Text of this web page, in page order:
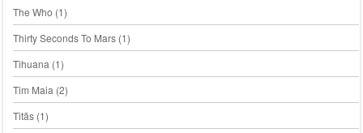
The Who (1)
Thirty Seconds To Mars(1)
Tihuana (1)
Tim Maia (2)
Titãs(1)